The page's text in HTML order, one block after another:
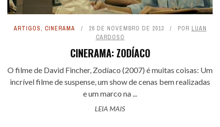
ARTIGOS, CINERAMA 26 DE NOVEMBRO DE 2013 POR LUAN
CARDOSO
CINERAMA: ZODÍACO
O filme de David Fincher, Zodíaco (2007) é muitas coisas: Um
incrível filme de suspense, um show de cenas bem realizadas
e um marco na ...
LEIA MAIS